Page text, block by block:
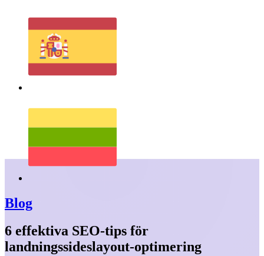
Blog
6 effektiva SEO-tips för
landningssideslayout-optimering